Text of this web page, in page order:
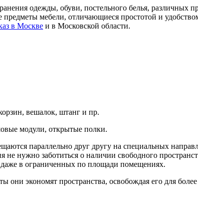
одежды, обуви, постельного белья, различных
мебели, отличающиеся простотой и
в Москве и в Московской области.
вешалок, штанг и пр.
модули, открытые полки.
параллельно друг другу на специальных
нужно заботиться о наличии свободного
в ограниченных по площади помещениях.
экономят пространства, освобождая его для